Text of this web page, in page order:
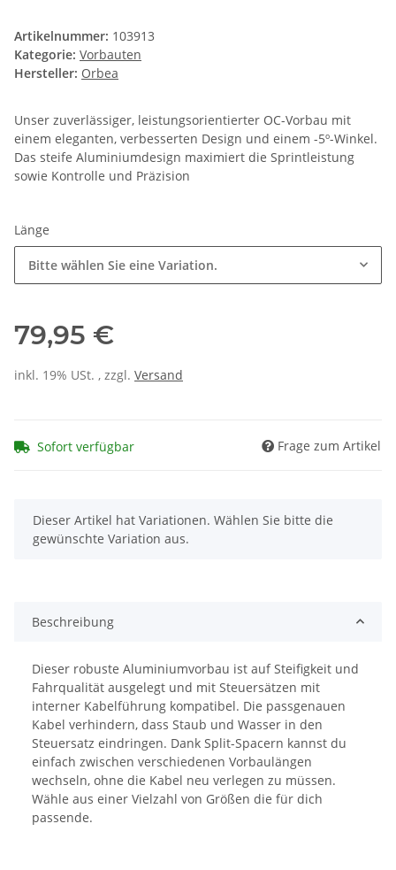
Artikelnummer: 103913
Kategorie: Vorbauten
Hersteller: Orbea
Unser zuverlässiger, leistungsorientierter OC-Vorbau mit
einem eleganten, verbesserten Design und einem -5º-Winkel.
Das steife Aluminiumdesign maximiert die Sprintleistung
sowie Kontrolle und Präzision
Länge
Bitte wählen Sie eine Variation.
79,95 €
inkl. 19% USt. , zzgl. Versand
Sofort verfügbar Frage zum Artikel
x
Dieser Artikel hat Variationen. Wählen Sie bitte die
gewünschte Variation aus.
Beschreibung
Dieser robuste Aluminiumvorbau ist auf Steifigkeit und
Fahrqualität ausgelegt und mit Steuersätzen mit
interner Kabelführung kompatibel. Die passgenauen
Kabel verhindern, dass Staub und Wasser in den
Steuersatz eindringen. Dank Split-Spacern kannst du
einfach zwischen verschiedenen Vorbaulängen
wechseln, ohne die Kabel neu verlegen zu müssen.
Wähle aus einer Vielzahl von Größen die für dich
passende.